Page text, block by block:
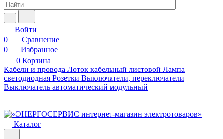
Войти
0
Сравнение
0
Избранное
0 Корзина
Кабели и провода Лоток кабельный листовой Лампа
светодиодная Розетки Выключатели, переключатели
Выключатель автоматический модульный
Каталог